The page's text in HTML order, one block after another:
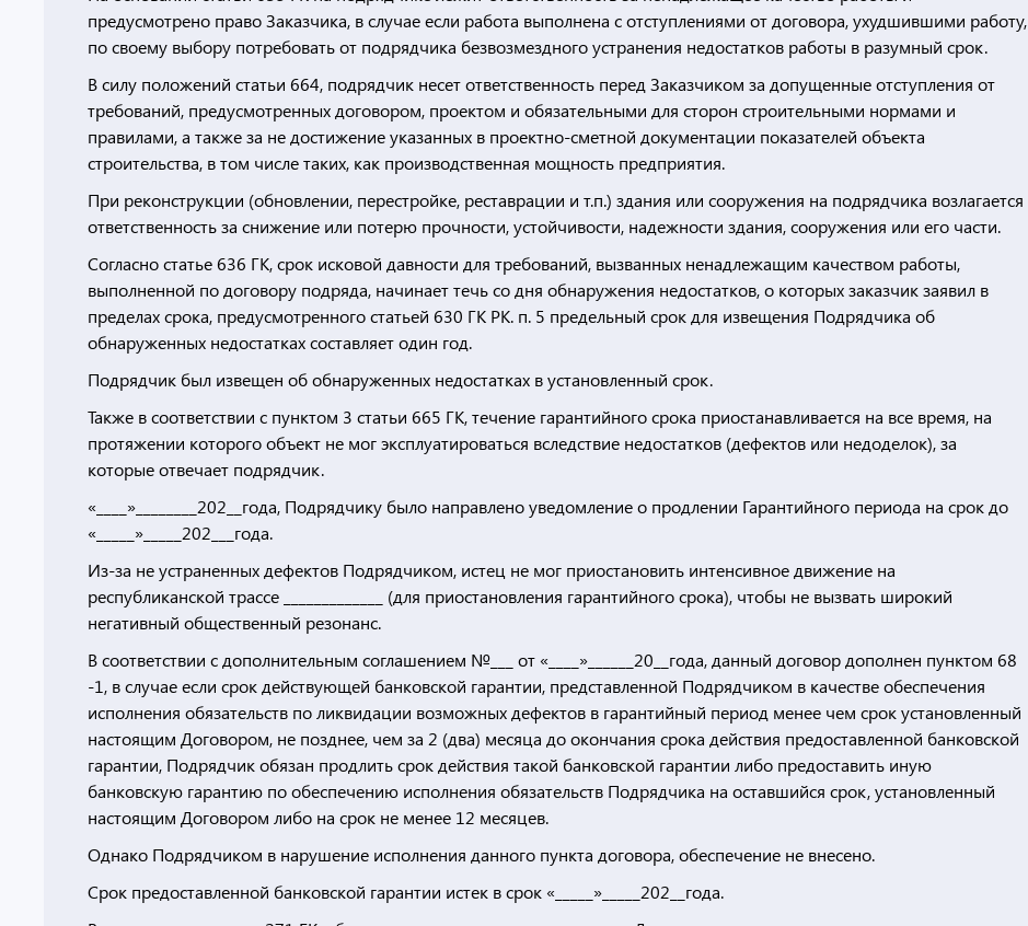
предусмотрено право Заказчика, в случае если работа выполнена с отступлениями от договора, ухудшившими работу,
по своему выбору потребовать от подрядчика безвозмездного устранения недостатков работы в разумный срок.
В силу положений статьи 664, подрядчик несет ответственность перед Заказчиком за допущенные отступления от
требований, предусмотренных договором, проектом и обязательными для сторон строительными нормами и
правилами, а также за не достижение указанных в проектно-сметной документации показателей объекта
строительства, в том числе таких, как производственная мощность предприятия.
При реконструкции (обновлении, перестройке, реставрации и т.п.) здания или сооружения на подрядчика возлагается
ответственность за снижение или потерю прочности, устойчивости, надежности здания, сооружения или его части.
Согласно статье 636 ГК, срок исковой давности для требований, вызванных ненадлежащим качеством работы,
выполненной по договору подряда, начинает течь со дня обнаружения недостатков, о которых заказчик заявил в
пределах срока, предусмотренного статьей 630 ГК РК. п. 5 предельный срок для извещения Подрядчика об
обнаруженных недостатках составляет один год.
Подрядчик был извещен об обнаруженных недостатках в установленный срок.
Также в соответствии с пунктом 3 статьи 665 ГК, течение гарантийного срока приостанавливается на все время, на
протяжении которого объект не мог эксплуатироваться вследствие недостатков (дефектов или недоделок), за
которые отвечает подрядчик.
«____»________202__года, Подрядчику было направлено уведомление о продлении Гарантийного периода на срок до
«_____»_____202___года.
Из-за не устраненных дефектов Подрядчиком, истец не мог приостановить интенсивное движение на
республиканской трассе _____________ (для приостановления гарантийного срока), чтобы не вызвать широкий
негативный общественный резонанс.
В соответствии с дополнительным соглашением №___ от «____»______20__года, данный договор дополнен пунктом 68
-1, в случае если срок действующей банковской гарантии, представленной Подрядчиком в качестве обеспечения
исполнения обязательств по ликвидации возможных дефектов в гарантийный период менее чем срок установленный
настоящим Договором, не позднее, чем за 2 (два) месяца до окончания срока действия предоставленной банковской
гарантии, Подрядчик обязан продлить срок действия такой банковской гарантии либо предоставить иную
банковскую гарантию по обеспечению исполнения обязательств Подрядчика на оставшийся срок, установленный
настоящим Договором либо на срок не менее 12 месяцев.
Однако Подрядчиком в нарушение исполнения данного пункта договора, обеспечение не внесено.
Срок предоставленной банковской гарантии истек в срок «_____»_____202__года.